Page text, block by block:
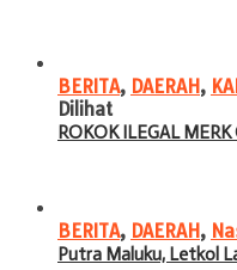
BERITA, DAERAH,
Dilihat
ROKOK ILEGAL
BERITA, DAERAH,
Putra Maluku, Letkol